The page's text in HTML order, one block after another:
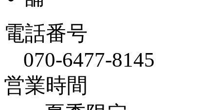
電話番号
070-6477-8145
営業時間